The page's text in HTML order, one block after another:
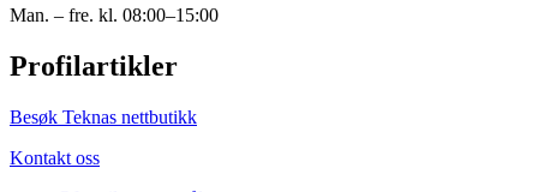
Man. – fre. kl. 08:00–15:00
Profilartikler
Besøk Teknas nettbutikk
Kontakt oss